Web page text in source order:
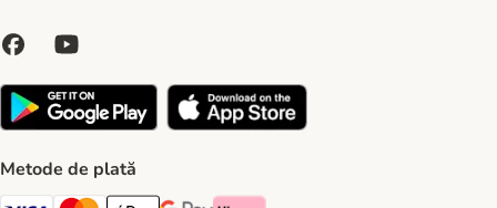
Metode de plată